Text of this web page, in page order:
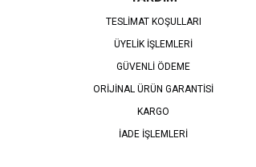
TESLİMAT KOŞULLARI
ÜYELİK İŞLEMLERİ
GÜVENLİ ÖDEME
ORİJİNAL ÜRÜN GARANTİSİ
KARGO
İADE İŞLEMLERİ